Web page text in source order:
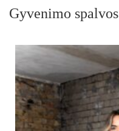
Gyvenimo spalvos